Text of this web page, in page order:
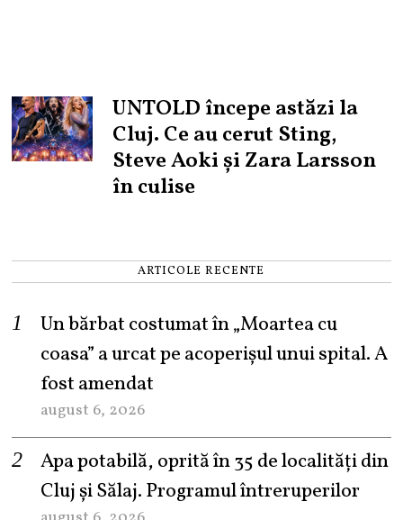
UNTOLD începe astăzi la
Cluj. Ce au cerut Sting,
Steve Aoki și Zara Larsson
în culise
ARTICOLE RECENTE
Un bărbat costumat în „Moartea cu
coasa” a urcat pe acoperișul unui spital. A
fost amendat
august 6, 2026
Apa potabilă, oprită în 35 de localități din
Cluj și Sălaj. Programul întreruperilor